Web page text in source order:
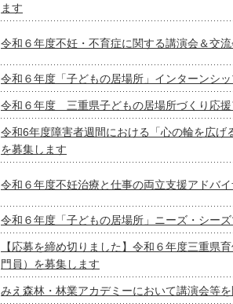
ます
令和６年度不妊・不育症に関する講演会＆交
令和６年度「子どもの居場所」インターンシ
令和６年度 三重県子どもの居場所づくり応
令和6年度障害者週間における「心の輪を広げ
を募集します
令和６年度不妊治療と仕事の両立支援アドバ
令和６年度「子どもの居場所」ニーズ・シー
【応募を締め切りました】令和６年度三重県
門員）を募集します
みえ森林・林業アカデミーにおいて講演会等を